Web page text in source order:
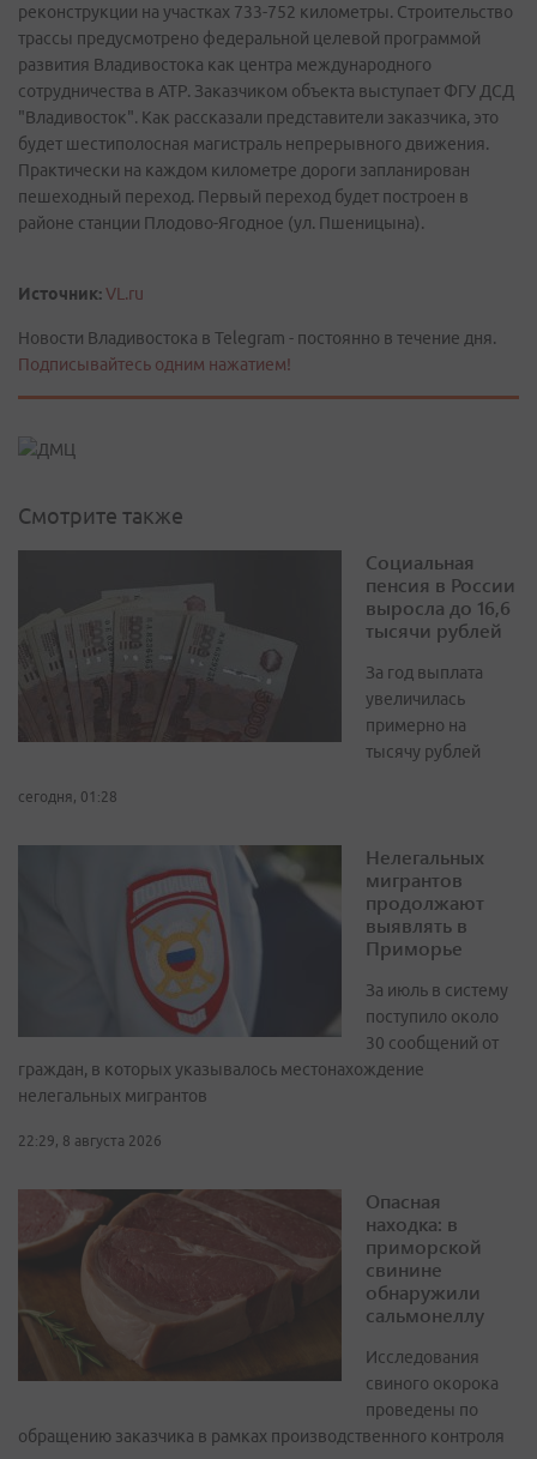
реконструкции на участках 733-752 километры. Строительство
трассы предусмотрено федеральной целевой программой
развития Владивостока как центра международного
сотрудничества в АТР. Заказчиком объекта выступает ФГУ ДСД
"Владивосток". Как рассказали представители заказчика, это
будет шестиполосная магистраль непрерывного движения.
Практически на каждом километре дороги запланирован
пешеходный переход. Первый переход будет построен в
районе станции Плодово-Ягодное (ул. Пшеницына).
Источник:VL.ru
Новости Владивостока в Telegram - постоянно в течение дня.
Подписывайтесь одним нажатием!
Смотрите также
Социальная
пенсия в России
выросла до 16,6
тысячи рублей
За год выплата
увеличилась
примерно на
тысячу рублей
сегодня, 01:28
Нелегальных
мигрантов
продолжают
выявлять в
Приморье
За июль в систему
поступило около
30 сообщений от
граждан, в которых указывалось местонахождение
нелегальных мигрантов
22:29, 8 августа 2026
Опасная
находка: в
приморской
свинине
обнаружили
сальмонеллу
Исследования
свиного окорока
проведены по
обращению заказчика в рамках производственного контроля